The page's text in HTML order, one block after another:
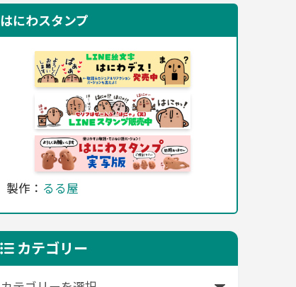
はにわスタンプ
製作： るる屋
カテゴリー